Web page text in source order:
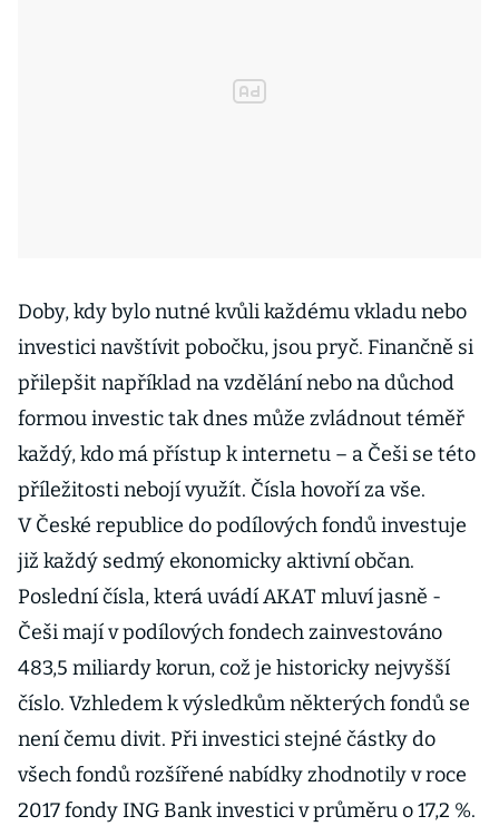
Doby, kdy bylo nutné kvůli každému vkladu nebo
investici navštívit pobočku, jsou pryč. Finančně si
přilepšit například na vzdělání nebo na důchod
formou investic tak dnes může zvládnout téměř
každý, kdo má přístup k internetu – a Češi se této
příležitosti nebojí využít. Čísla hovoří za vše.
V České republice do podílových fondů investuje
již každý sedmý ekonomicky aktivní občan.
Poslední čísla, která uvádí AKAT mluví jasně -
Češi mají v podílových fondech zainvestováno
483,5 miliardy korun, což je historicky nejvyšší
číslo. Vzhledem k výsledkům některých fondů se
není čemu divit. Při investici stejné částky do
všech fondů rozšířené nabídky zhodnotily v roce
2017 fondy ING Bank investici v průměru o 17,2 %.